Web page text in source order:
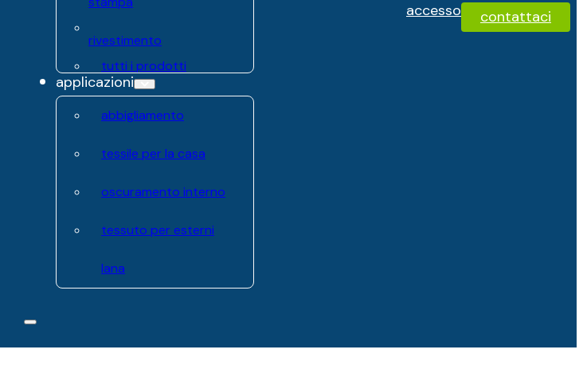
rivestimento
tutti i prodotti
applicazioni
abbigliamento
tessile per la casa
oscuramento interno
tessuto per esterni
lana
accesso contattaci